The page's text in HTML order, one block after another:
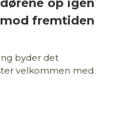
fremtiden
byder det
velkommen med